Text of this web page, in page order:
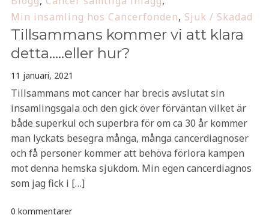
Min insamling hos Cancerfonden, Sjuk / Skadad
Tillsammans kommer vi att klara
detta…..eller hur?
11 januari, 2021
Tillsammans mot cancer har brecis avslutat sin
insamlingsgala och den gick över förväntan vilket är
både superkul och superbra för om ca 30 år kommer
man lyckats besegra många, många cancerdiagnoser
och få personer kommer att behöva förlora kampen
mot denna hemska sjukdom. Min egen cancerdiagnos
som jag fick i […]
0 kommentarer